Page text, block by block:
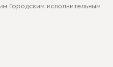
Городским исполнительным